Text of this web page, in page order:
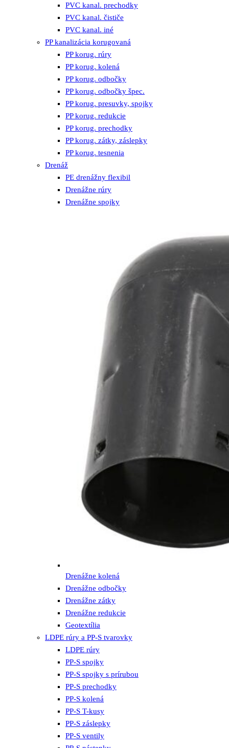
PVC kanal. prechodky
PVC kanal. čističe
PVC kanal. iné
PP kanalizácia korugovaná
PP korug. rúry
PP korug. kolená
PP korug. odbočky
PP korug. odbočky špec.
PP korug. presuvky, spojky
PP korug. redukcie
PP korug. prechodky
PP korug. zátky, záslepky
PP korug. tesnenia
Drenáž
PE drenážny flexibil
Drenážne rúry
Drenážne spojky
Drenážne kolená
Drenážne odbočky
Drenážne zátky
Drenážne redukcie
Geotextília
LDPE rúry a PP-S tvarovky
LDPE rúry
PP-S spojky
PP-S spojky s prírubou
PP-S prechodky
PP-S kolená
PP-S T-kusy
PP-S záslepky
PP-S ventily